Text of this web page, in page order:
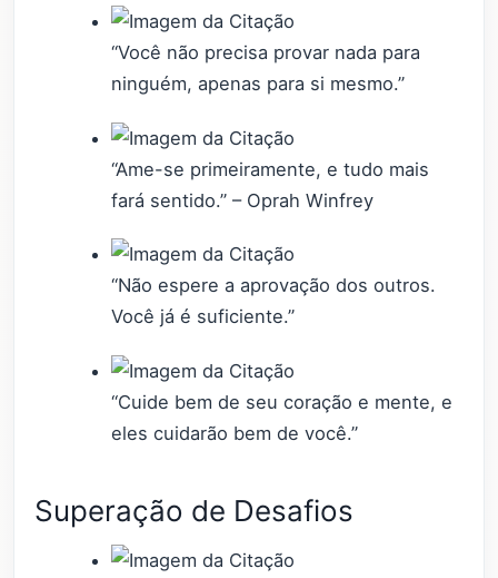
“Você não precisa provar nada para
ninguém, apenas para si mesmo.”
“Ame-se primeiramente, e tudo mais
fará sentido.” – Oprah Winfrey
“Não espere a aprovação dos outros.
Você já é suficiente.”
“Cuide bem de seu coração e mente, e
eles cuidarão bem de você.”
Superação de Desafios